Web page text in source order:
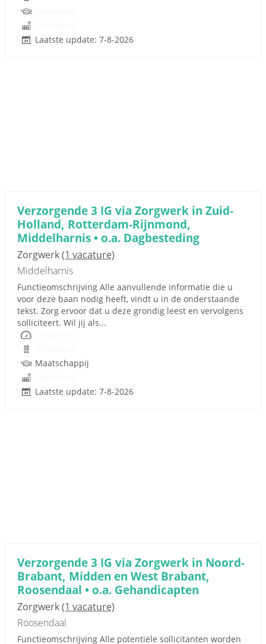
Laatste update: 7-8-2026
Verzorgende 3 IG via Zorgwerk in Zuid-
Holland, Rotterdam-Rijnmond,
Middelharnis • o.a. Dagbesteding
Zorgwerk(1 vacature)
Middelharnis
Functieomschrijving Alle aanvullende informatie die u
voor deze baan nodig heeft, vindt u in de onderstaande
tekst. Zorg ervoor dat u deze grondig leest en vervolgens
solliciteert. Wil jij als...
Maatschappij
Laatste update: 7-8-2026
Verzorgende 3 IG via Zorgwerk in Noord-
Brabant, Midden en West Brabant,
Roosendaal • o.a. Gehandicapten
Zorgwerk(1 vacature)
Roosendaal
Functieomschrijving Alle potentiële sollicitanten worden